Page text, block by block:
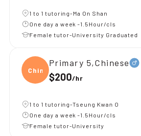
1 to 1 tutoring-Ma On Shan
One day a week -1.5Hour/cls
Female tutor-University Graduated
Chine
Primary 5,Chinese
$200/hr
1 to 1 tutoring-Tseung Kwan O
One day a week -1.5Hour/cls
Female tutor-University